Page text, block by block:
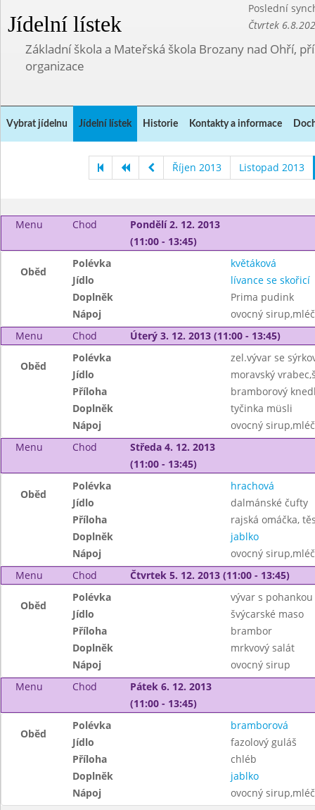
Jídelní lístek
Poslední
Čtvrtek
Základní škola a Mateřská škola Brozany nad Ohří,
organizace
Vybrat jídelnu Jídelní lístek Historie Kontakty a informace
Říjen 2013 Listopad 2013
Menu Chod
Pondělí 2. 12. 2013
(11:00 - 13:45)
Oběd
Polévka
květáková
Jídlo
lívance se skořicí
Doplněk
Prima pudink
Nápoj
ovocný
Menu
Chod Úterý 3. 12. 2013 (11:00 - 13:45)
Oběd
Polévka
zel.vývar se
Jídlo
moravský
Příloha
bramborový
Doplněk
tyčinka müsli
Nápoj
ovocný
Menu
Chod
Středa 4. 12. 2013
(11:00 - 13:45)
Oběd
Polévka
hrachová
Jídlo
dalmánské čufty
Příloha
rajská omáčka,
Doplněk
jablko
Nápoj
ovocný
Menu
Chod Čtvrtek 5. 12. 2013 (11:00 - 13:45)
Oběd
Polévka
vývar s pohankou
Jídlo
švýcarské maso
Příloha
brambor
Doplněk
mrkvový salát
Nápoj
ovocný sirup
Menu
Chod
Pátek 6. 12. 2013
(11:00 - 13:45)
Oběd
Polévka
bramborová
Jídlo
fazolový guláš
Příloha
chléb
Doplněk
jablko
Nápoj
ovocný